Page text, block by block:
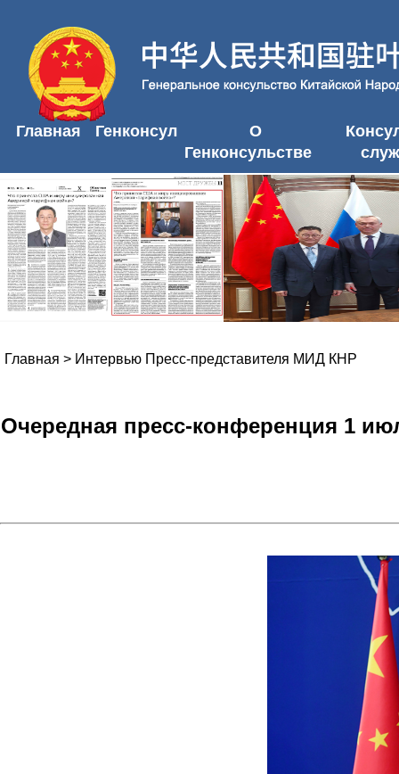
Главная Генконсул
О
Генконсульстве
Главная > Интервью Пресс-представителя МИД КНР
Очередная пресс-конференция 1